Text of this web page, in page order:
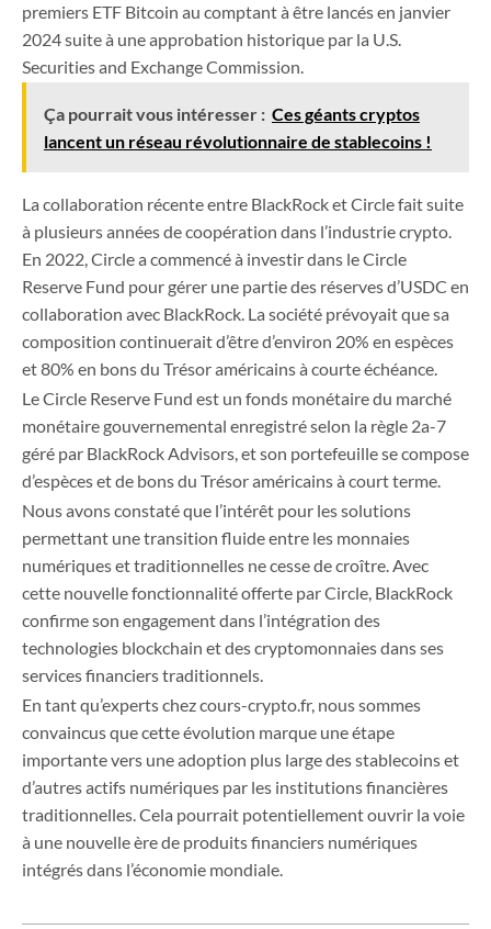
premiers ETF Bitcoin au comptant à être lancés en janvier
2024 suite à une approbation historique par la U.S.
Securities and Exchange Commission.
Ça pourrait vous intéresser : Ces géants cryptos
lancent un réseau révolutionnaire de stablecoins !
La collaboration récente entre BlackRock et Circle fait suite
à plusieurs années de coopération dans l’industrie crypto.
En 2022, Circle a commencé à investir dans le Circle
Reserve Fund pour gérer une partie des réserves d’USDC en
collaboration avec BlackRock. La société prévoyait que sa
composition continuerait d’être d’environ 20% en espèces
et 80% en bons du Trésor américains à courte échéance.
Le Circle Reserve Fund est un fonds monétaire du marché
monétaire gouvernemental enregistré selon la règle 2a-7
géré par BlackRock Advisors, et son portefeuille se compose
d’espèces et de bons du Trésor américains à court terme.
Nous avons constaté que l’intérêt pour les solutions
permettant une transition fluide entre les monnaies
numériques et traditionnelles ne cesse de croître. Avec
cette nouvelle fonctionnalité offerte par Circle, BlackRock
confirme son engagement dans l’intégration des
technologies blockchain et des cryptomonnaies dans ses
services financiers traditionnels.
En tant qu’experts chez cours-crypto.fr, nous sommes
convaincus que cette évolution marque une étape
importante vers une adoption plus large des stablecoins et
d’autres actifs numériques par les institutions financières
traditionnelles. Cela pourrait potentiellement ouvrir la voie
à une nouvelle ère de produits financiers numériques
intégrés dans l’économie mondiale.